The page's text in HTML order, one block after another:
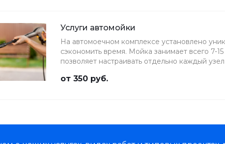
Услуги автомойки
На автомоечном комплексе установлено
сэкономить время. Мойка занимает всего 7-
позволяет настраивать отдельно каждый
автомобиль от коррозии и агрессивной
от 350 руб.